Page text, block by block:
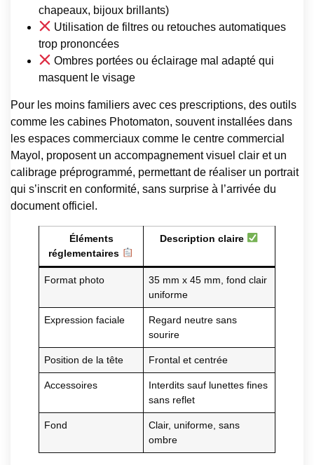
chapeaux, bijoux brillants)
Utilisation de filtres ou retouches automatiques
trop prononcées
Ombres portées ou éclairage mal adapté qui
masquent le visage
Pour les moins familiers avec ces prescriptions, des outils
comme les cabines Photomaton, souvent installées dans
les espaces commerciaux comme le centre commercial
Mayol, proposent un accompagnement visuel clair et un
calibrage préprogrammé, permettant de réaliser un portrait
qui s’inscrit en conformité, sans surprise à l’arrivée du
document officiel.
Éléments
réglementaires
Description claire
Format photo
35 mm x 45 mm, fond clair
uniforme
Expression faciale
Regard neutre sans
sourire
Position de la tête Frontal et centrée
Accessoires
Interdits sauf lunettes fines
sans reflet
Fond
Clair, uniforme, sans
ombre